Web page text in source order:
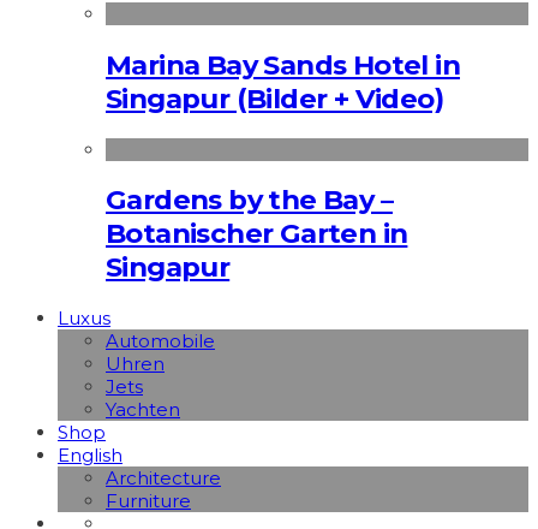
Marina Bay Sands Hotel in
Singapur (Bilder + Video)
Gardens by the Bay –
Botanischer Garten in
Singapur
Luxus
Automobile
Uhren
Jets
Yachten
Shop
English
Architecture
Furniture